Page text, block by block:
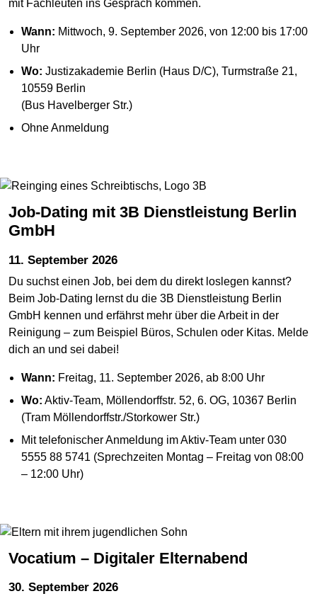
mit Fachleuten ins Gespräch kommen.
Wann: Mittwoch, 9. September 2026, von 12:00 bis 17:00
Uhr
Wo: Justizakademie Berlin (Haus D/C), Turmstraße 21,
10559 Berlin
(Bus Havelberger Str.)
Ohne Anmeldung
Job-Dating mit 3B Dienstleistung Berlin
GmbH
11. September 2026
Du suchst einen Job, bei dem du direkt loslegen kannst?
Beim Job-Dating lernst du die 3B Dienstleistung Berlin
GmbH kennen und erfährst mehr über die Arbeit in der
Reinigung – zum Beispiel Büros, Schulen oder Kitas. Melde
dich an und sei dabei!
Wann: Freitag, 11. September 2026, ab 8:00 Uhr
Wo: Aktiv-Team, Möllendorffstr. 52, 6. OG, 10367 Berlin
(Tram Möllendorffstr./Storkower Str.)
Mit telefonischer Anmeldung im Aktiv-Team unter 030
5555 88 5741 (Sprechzeiten Montag – Freitag von 08:00
– 12:00 Uhr)
Vocatium – Digitaler Elternabend
30. September 2026